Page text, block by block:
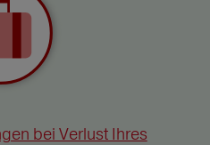
bei Verlust Ihres